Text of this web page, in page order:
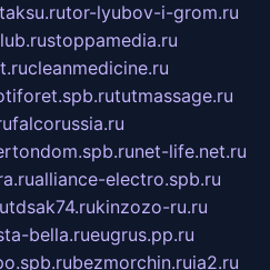
taksu.rutor-lyubov-i-grom.ru
stoppamedia.ru
cleanmedicine.ru
tutmassage.ru
falcorussia.ru
net-life.net.ru
alliance-electro.spb.ru
tdsak74.rukinzozo-ru.ru
bella.rueugrus.pp.ru
bezmorchin.ruia2.ru